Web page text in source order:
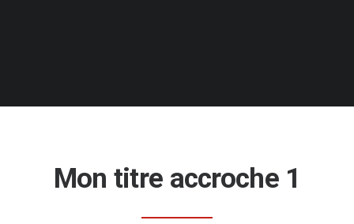
Mon titre accroche 1